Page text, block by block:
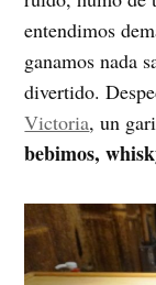
entendimos
ganamos nada
divertido.
Victoria, un
bebimos,